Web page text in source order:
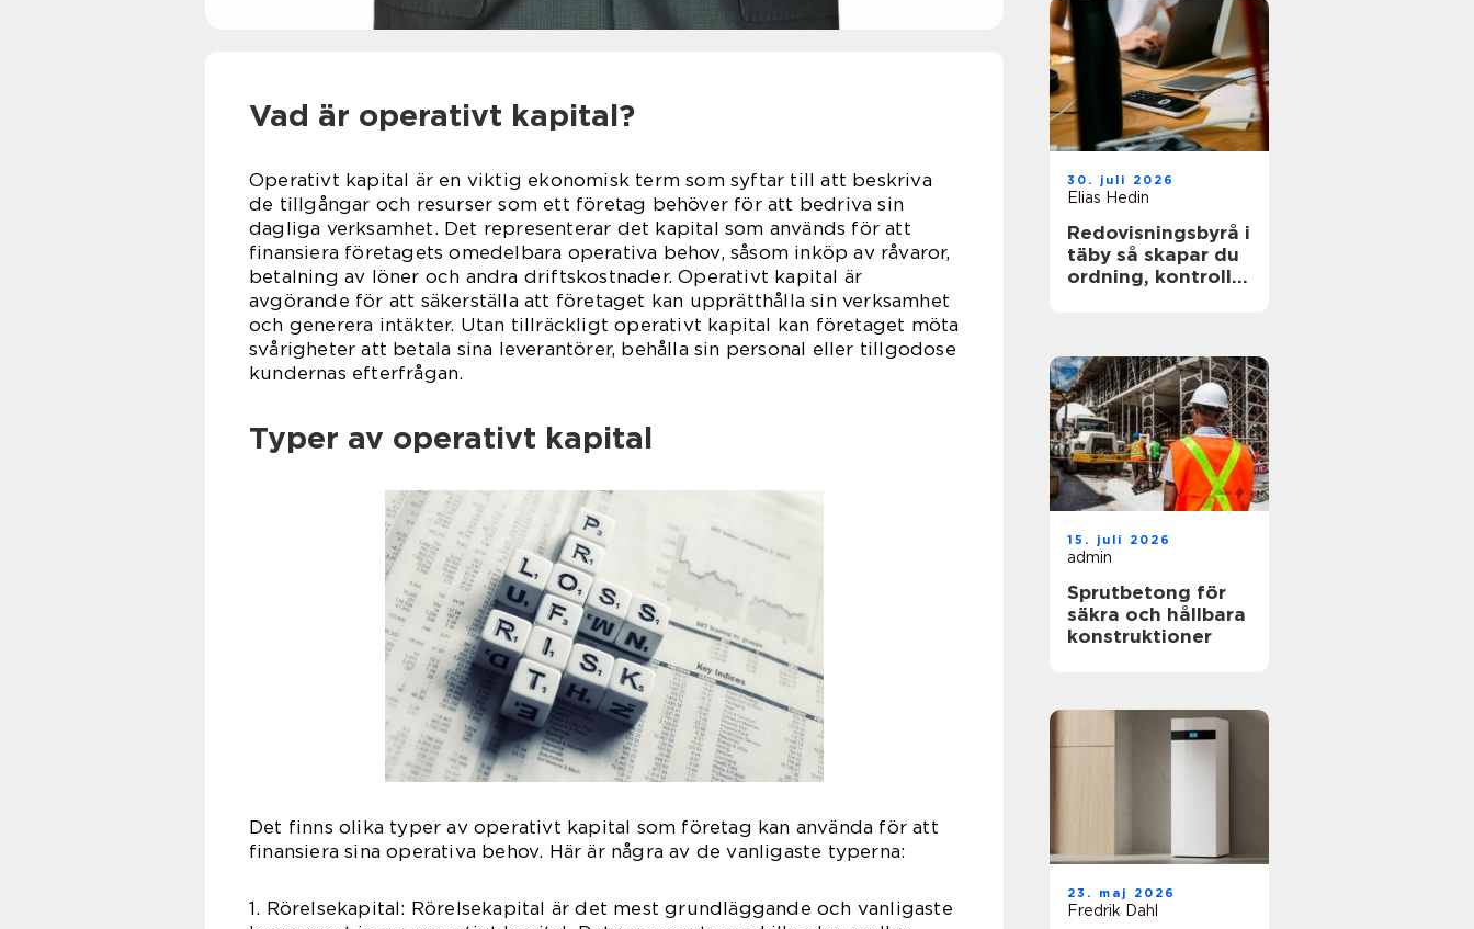
Vad är operativt kapital?
Operativt kapital är en viktig ekonomisk term som syftar till att beskriva
de tillgångar och resurser som ett företag behöver för att bedriva sin
dagliga verksamhet. Det representerar det kapital som används för att
finansiera företagets omedelbara operativa behov, såsom inköp av råvaror,
betalning av löner och andra driftskostnader. Operativt kapital är
avgörande för att säkerställa att företaget kan upprätthålla sin verksamhet
och generera intäkter. Utan tillräckligt operativt kapital kan företaget möta
svårigheter att betala sina leverantörer, behålla sin personal eller tillgodose
kundernas efterfrågan.
Typer av operativt kapital
Det finns olika typer av operativt kapital som företag kan använda för att
finansiera sina operativa behov. Här är några av de vanligaste typerna:
1. Rörelsekapital: Rörelsekapital är det mest grundläggande och vanligaste
praktiken
30. juli 2026
Elias Hedin
Redovisningsbyrå i
täby så skapar du
ordning, kontroll
15. juli 2026
admin
Sprutbetong för
säkra och hållbara
konstruktioner
23. maj 2026
Fredrik Dahl